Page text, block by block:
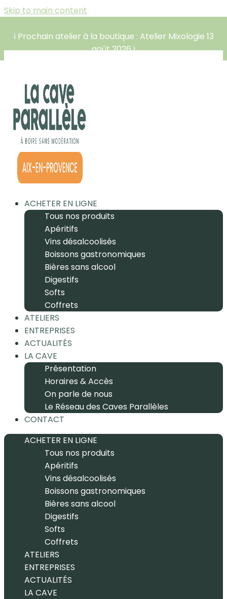
Skip to main content
ℹ️ Prochain atelier à la boutique : Atelier Mixologie 13
août 2026 ℹ️
ACHETER EN LIGNE
Tous nos produits
Apéritifs
Vins désalcoolisés
Boissons gastronomiques
Bières sans alcool
Digestifs
Softs
Coffrets
ATELIERS
ENTREPRISES
ACTUALITÉS
LA CAVE
Présentation
Horaires & Accès
On parle de nous
Le Réseau des Caves Parallèles
CONTACT
ACHETER EN LIGNE
Tous nos produits
Apéritifs
Vins désalcoolisés
Boissons gastronomiques
Bières sans alcool
Digestifs
Softs
Coffrets
ATELIERS
ENTREPRISES
ACTUALITÉS
LA CAVE